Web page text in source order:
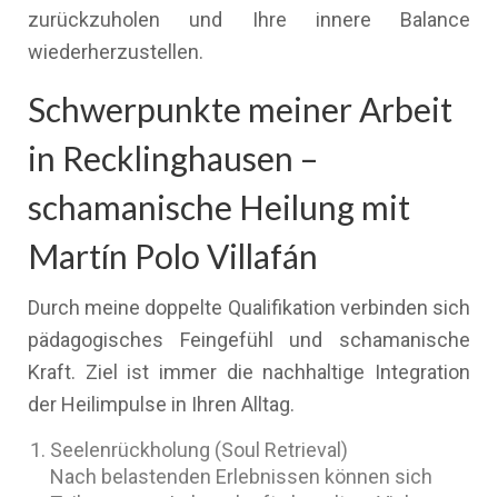
zurückzuholen und Ihre innere Balance
wiederherzustellen.
Schwerpunkte meiner Arbeit
in Recklinghausen –
schamanische Heilung mit
Martín Polo Villafán
Durch meine doppelte Qualifikation verbinden sich
pädagogisches Feingefühl und schamanische
Kraft. Ziel ist immer die nachhaltige Integration
der Heilimpulse in Ihren Alltag.
Seelenrückholung (Soul Retrieval)
Nach belastenden Erlebnissen können sich